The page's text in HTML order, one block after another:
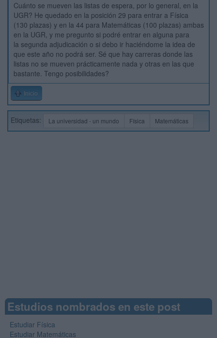
Cuánto se mueven las listas de espera, por lo general, en la
UGR? He quedado en la posición 29 para entrar a Física
(130 plazas) y en la 44 para Matemáticas (100 plazas) ambas
en la UGR, y me pregunto si podré entrar en alguna para
la segunda adjudicación o si debo ir haciéndome la idea de
que este año no podrá ser. Sé que hay carreras donde las
listas no se mueven prácticamente nada y otras en las que
bastante. Tengo posibilidades?
Inicio
Etiquetas: La universidad - un mundo Física Matemáticas
Estudios nombrados en este post
Estudiar Física
Estudiar Matemáticas